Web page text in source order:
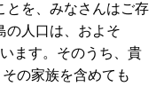
とを、みなさんはご存
の人口は、およそ
ます。そのうち、貴
の家族を含めても